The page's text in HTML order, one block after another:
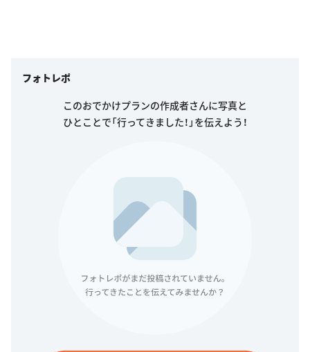
フォトレポ
このおでかけプランの作成者さんに写真と
ひとことで「行ってきました！」を伝えよう！